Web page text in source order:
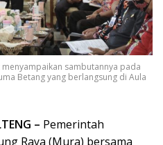
sambutannya pada
Betang yang berlangsung di Aula
– Pemerintah
Raya (Mura) bersama